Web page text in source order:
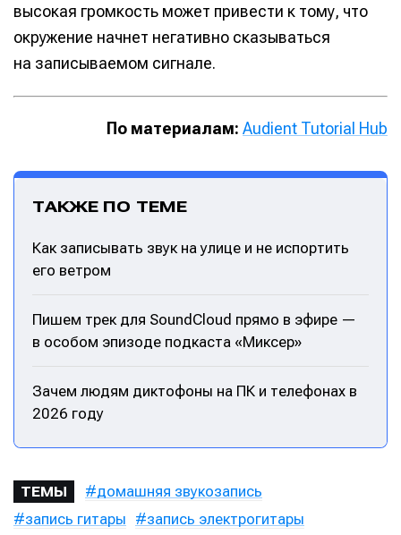
высокая громкость может привести к тому, что
окружение начнет негативно сказываться
на записываемом сигнале.
По материалам: Audient Tutorial Hub
ТАКЖЕ ПО ТЕМЕ
Как записывать звук на улице и не испортить
его ветром
Пишем трек для SoundCloud прямо в эфире —
в особом эпизоде подкаста «Миксер»
Зачем людям диктофоны на ПК и телефонах в
2026 году
ТЕМЫ
домашняя звукозапись
запись гитары
запись электрогитары